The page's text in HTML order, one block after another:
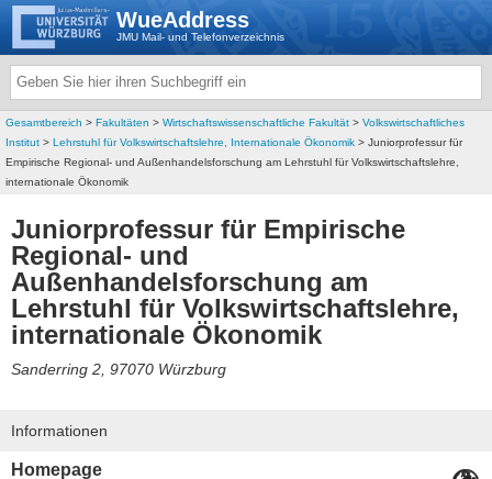
WueAddress
JMU Mail- und Telefonverzeichnis
Gesamtbereich > Fakultäten > Wirtschaftswissenschaftliche Fakultät > Volkswirtschaftliches
Institut > Lehrstuhl für Volkswirtschaftslehre, Internationale Ökonomik > Juniorprofessur für
Empirische Regional- und Außenhandelsforschung am Lehrstuhl für Volkswirtschaftslehre,
internationale Ökonomik
Juniorprofessur für Empirische
Regional- und
Außenhandelsforschung am
Lehrstuhl für Volkswirtschaftslehre,
internationale Ökonomik
Sanderring 2, 97070 Würzburg
Informationen
Homepage